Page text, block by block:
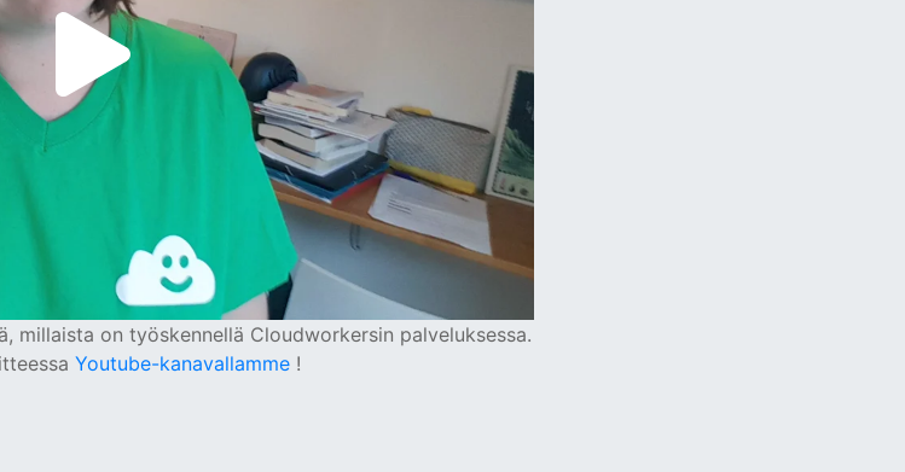
on työskennellä Cloudworkersin palveluksessa.
Youtube-kanavallamme !